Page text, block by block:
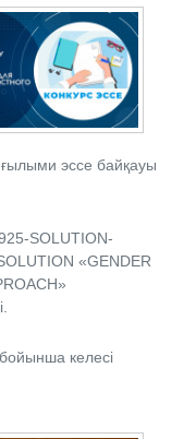
эссе байқауы
SOLUTION-
«GENDER
келесі